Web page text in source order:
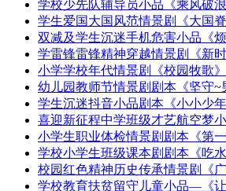
学校少先队辅导员小品《乘风破
学生爱国大国风范情景剧《大国
双减及学生沉迷手机危害小品《
学雷锋雷锋精神穿越情景剧《新时
小学学校年代情景剧《校园牧歌》
幼儿园教师节情景剧剧本《坚守~
学生沉迷抖音小品剧本《小小少年
喜迎新征程中学班级才艺航空梦
小学生职业体检情景剧剧本《第一
学校小学生班级课本剧剧本《吃
校园红色精神历史传承情景剧《广
学校教育扶贫留守儿童小品—《让